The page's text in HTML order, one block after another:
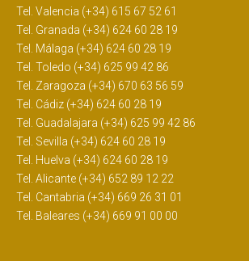
Tel. Valencia (+34) 615 67 52 61
Tel. Granada (+34) 624 60 28 19
Tel. Málaga (+34) 624 60 28 19
Tel. Toledo (+34) 625 99 42 86
Tel. Zaragoza (+34) 670 63 56 59
Tel. Cádiz (+34) 624 60 28 19
Tel. Guadalajara (+34) 625 99 42 86
Tel. Sevilla (+34) 624 60 28 19
Tel. Huelva (+34) 624 60 28 19
Tel. Alicante (+34) 652 89 12 22
Tel. Cantabria (+34) 669 26 31 01
Tel. Baleares (+34) 669 91 00 00